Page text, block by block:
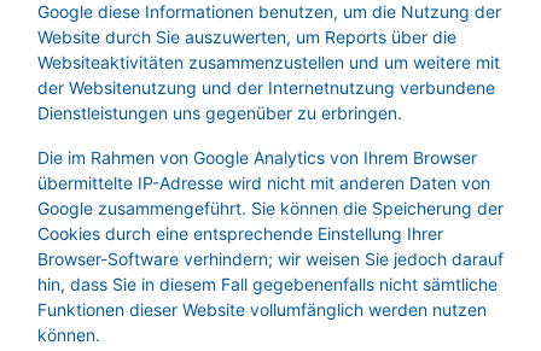
Google diese Informationen benutzen, um die Nutzung der
Website durch Sie auszuwerten, um Reports über die
Websiteaktivitäten zusammenzustellen und um weitere mit
der Websitenutzung und der Internetnutzung verbundene
Dienstleistungen uns gegenüber zu erbringen.
Die im Rahmen von Google Analytics von Ihrem Browser
übermittelte IP-Adresse wird nicht mit anderen Daten von
Google zusammengeführt. Sie können die Speicherung der
Cookies durch eine entsprechende Einstellung Ihrer
Browser-Software verhindern; wir weisen Sie jedoch darauf
hin, dass Sie in diesem Fall gegebenenfalls nicht sämtliche
Funktionen dieser Website vollumfänglich werden nutzen
können.